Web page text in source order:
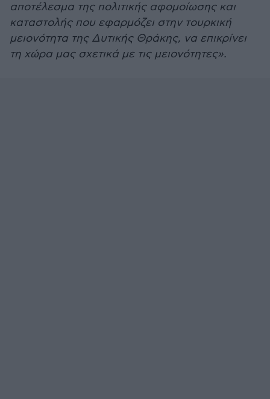
αποτέλεσμα της πολιτικής αφομοίωσης και
καταστολής που εφαρμόζει στην τουρκική
μειονότητα της Δυτικής Θράκης, να επικρίνει
τη χώρα μας σχετικά με τις μειονότητες».